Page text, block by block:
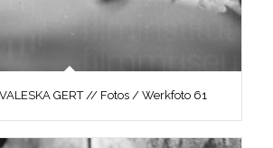
GERT // Fotos / Werkfoto 61